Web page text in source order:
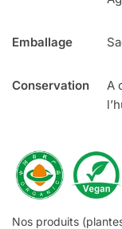
Emballage
Conservation
A
Nos produits